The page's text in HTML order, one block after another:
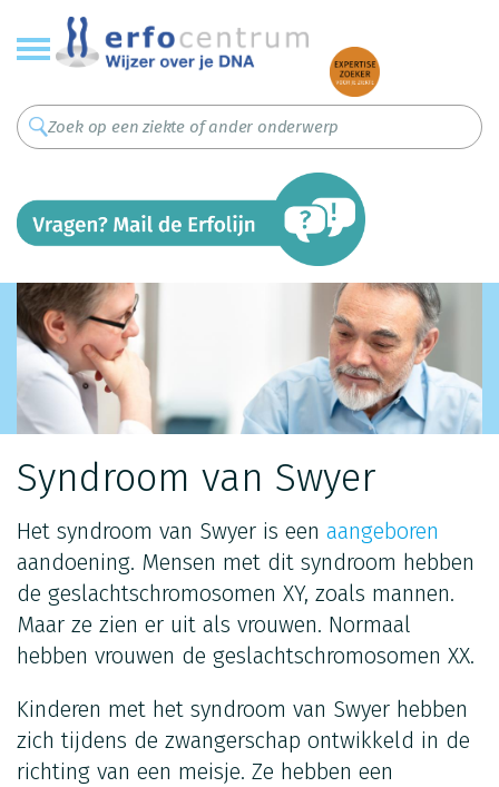
Overslaan
en
naar
inhoud
gaan
Syndroom van Swyer
Het syndroom van Swyer is een aangeboren
aandoening. Mensen met dit syndroom hebben
de geslachtschromosomen XY, zoals mannen.
Maar ze zien er uit als vrouwen. Normaal
hebben vrouwen de geslachtschromosomen XX.
Kinderen met het syndroom van Swyer hebben
zich tijdens de zwangerschap ontwikkeld in de
richting van een meisje. Ze hebben een